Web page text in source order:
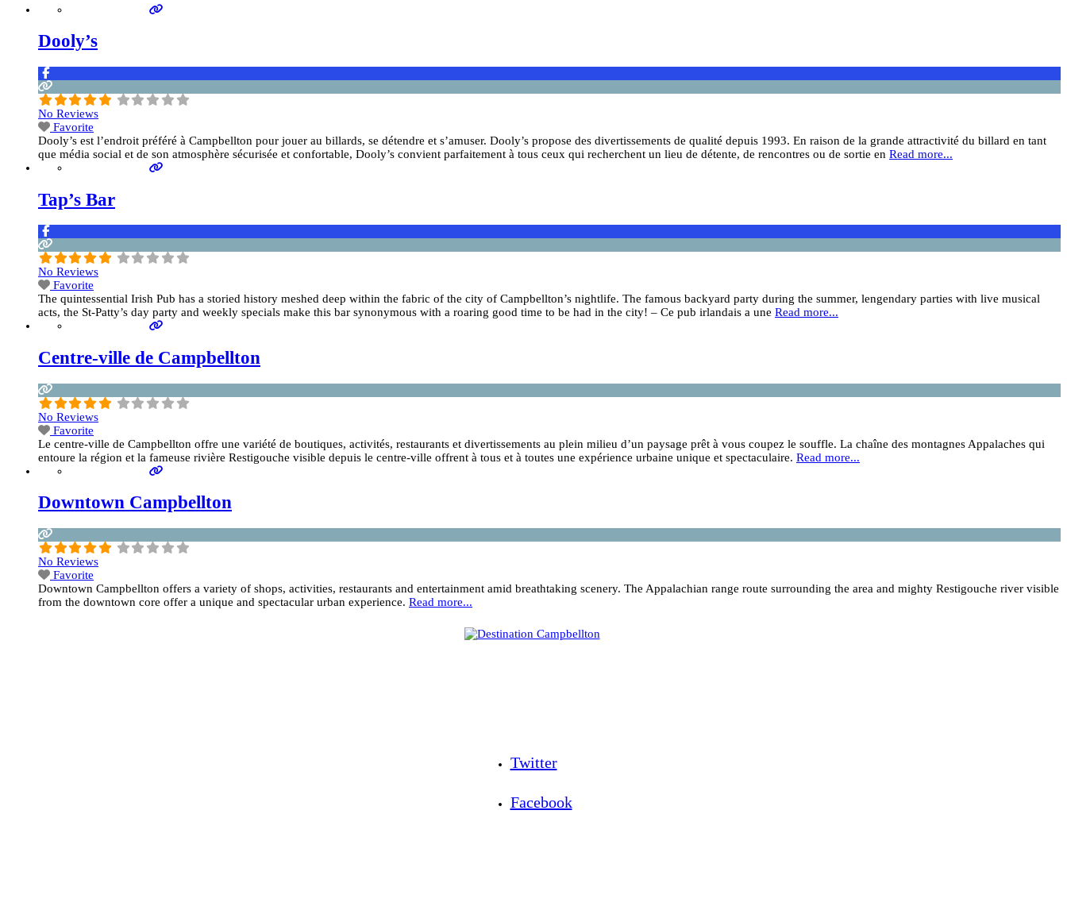
Dooly’s
No Reviews
Favorite
Dooly’s est l’endroit préféré à Campbellton pour jouer au billards, se détendre et s’amuser. Dooly’s propose des divertissements de qualité depuis 1993. En raison de la grande attractivité du billard en tant
que média social et de son atmosphère sécurisée et confortable, Dooly’s convient parfaitement à tous ceux qui recherchent un lieu de détente, de rencontres ou de sortie en Read more...
Tap’s Bar
No Reviews
Favorite
The quintessential Irish Pub has a storied history meshed deep within the fabric of the city of Campbellton’s nightlife. The famous backyard party during the summer, lengendary parties with live musical
acts, the St-Patty’s day party and weekly specials make this bar synonymous with a roaring good time to be had in the city! – Ce pub irlandais a une Read more...
Centre-ville de Campbellton
No Reviews
Favorite
Le centre-ville de Campbellton offre une variété de boutiques, activités, restaurants et divertissements au plein milieu d’un paysage prêt à vous coupez le souffle. La chaîne des montagnes Appalaches qui
entoure la région et la fameuse rivière Restigouche visible depuis le centre-ville offrent à tous et à toutes une expérience urbaine unique et spectaculaire. Read more...
Downtown Campbellton
No Reviews
Favorite
Downtown Campbellton offers a variety of shops, activities, restaurants and entertainment amid breathtaking scenery. The Appalachian range route surrounding the area and mighty Restigouche river visible
from the downtown core offer a unique and spectacular urban experience. Read more...
Twitter
Facebook